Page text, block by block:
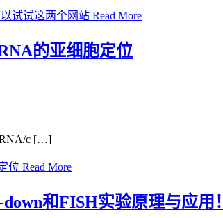
试试这两个网站 Read More
的亚细胞定位
c […]
位 Read More
和FISH实验原理与应用！